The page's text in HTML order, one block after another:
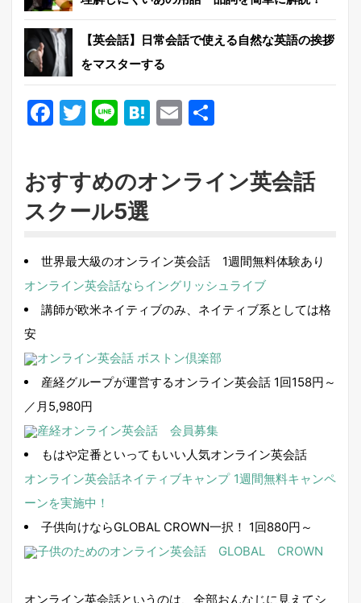
【英会話】日常会話で使える自然な英語の挨拶
をマスターする
Facebook
Twitter
LineHatena
Email
おすすめのオンライン英会話
スクール5選
世界最大級のオンライン英会話 1週間無料体験あり
オンライン英会話ならイングリッシュライブ
講師が欧米ネイティブのみ、ネイティブ系としては格
安
オンライン英会話 ボストン倶楽部
産経グループが運営するオンライン英会話 1回158円～
／月5,980円
産経オンライン英会話 会員募集
もはや定番といってもいい人気オンライン英会話
オンライン英会話ネイティブキャンプ 1週間無料キャンペ
ーンを実施中！
子供向けならGLOBAL CROWN一択！ 1回880円～
子供のためのオンライン英会話 GLOBAL CROWN
オンライン英会話というのは、全部おんなじに見えてシ